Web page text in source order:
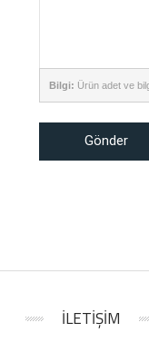
Bilgi: Ürün adet ve
Gönder
İLETİŞİM